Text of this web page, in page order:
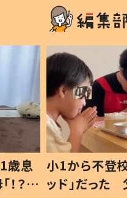
歳息
？」
小1から不登
ッド」だった